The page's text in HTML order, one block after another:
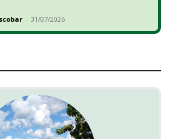
- 31/07/2026